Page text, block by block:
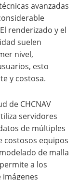
avanzadas
renderizado y el
suelen
nivel,
esto
y costosa.
de CHCNAV
servidores
de múltiples
costosos equipos
de malla
a los
imágenes